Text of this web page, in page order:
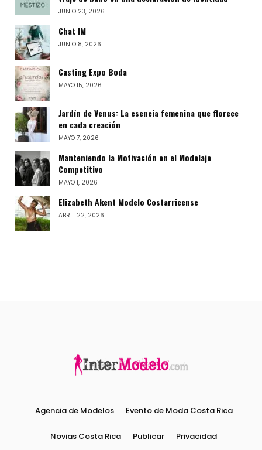
JUNIO 23, 2026
Chat IM
JUNIO 8, 2026
Casting Expo Boda
MAYO 15, 2026
Jardín de Venus: La esencia femenina que florece
en cada creación
MAYO 7, 2026
Manteniendo la Motivación en el Modelaje
Competitivo
MAYO 1, 2026
Elizabeth Akent Modelo Costarricense
ABRIL 22, 2026
Agencia de Modelos Evento de Moda Costa Rica
Novias Costa Rica Publicar Privacidad